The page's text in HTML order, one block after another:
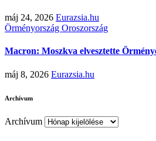
máj 24, 2026 Eurazsia.hu
Örményország Oroszország
Macron: Moszkva elvesztette
máj 8, 2026 Eurazsia.hu
Archívum
Archívum